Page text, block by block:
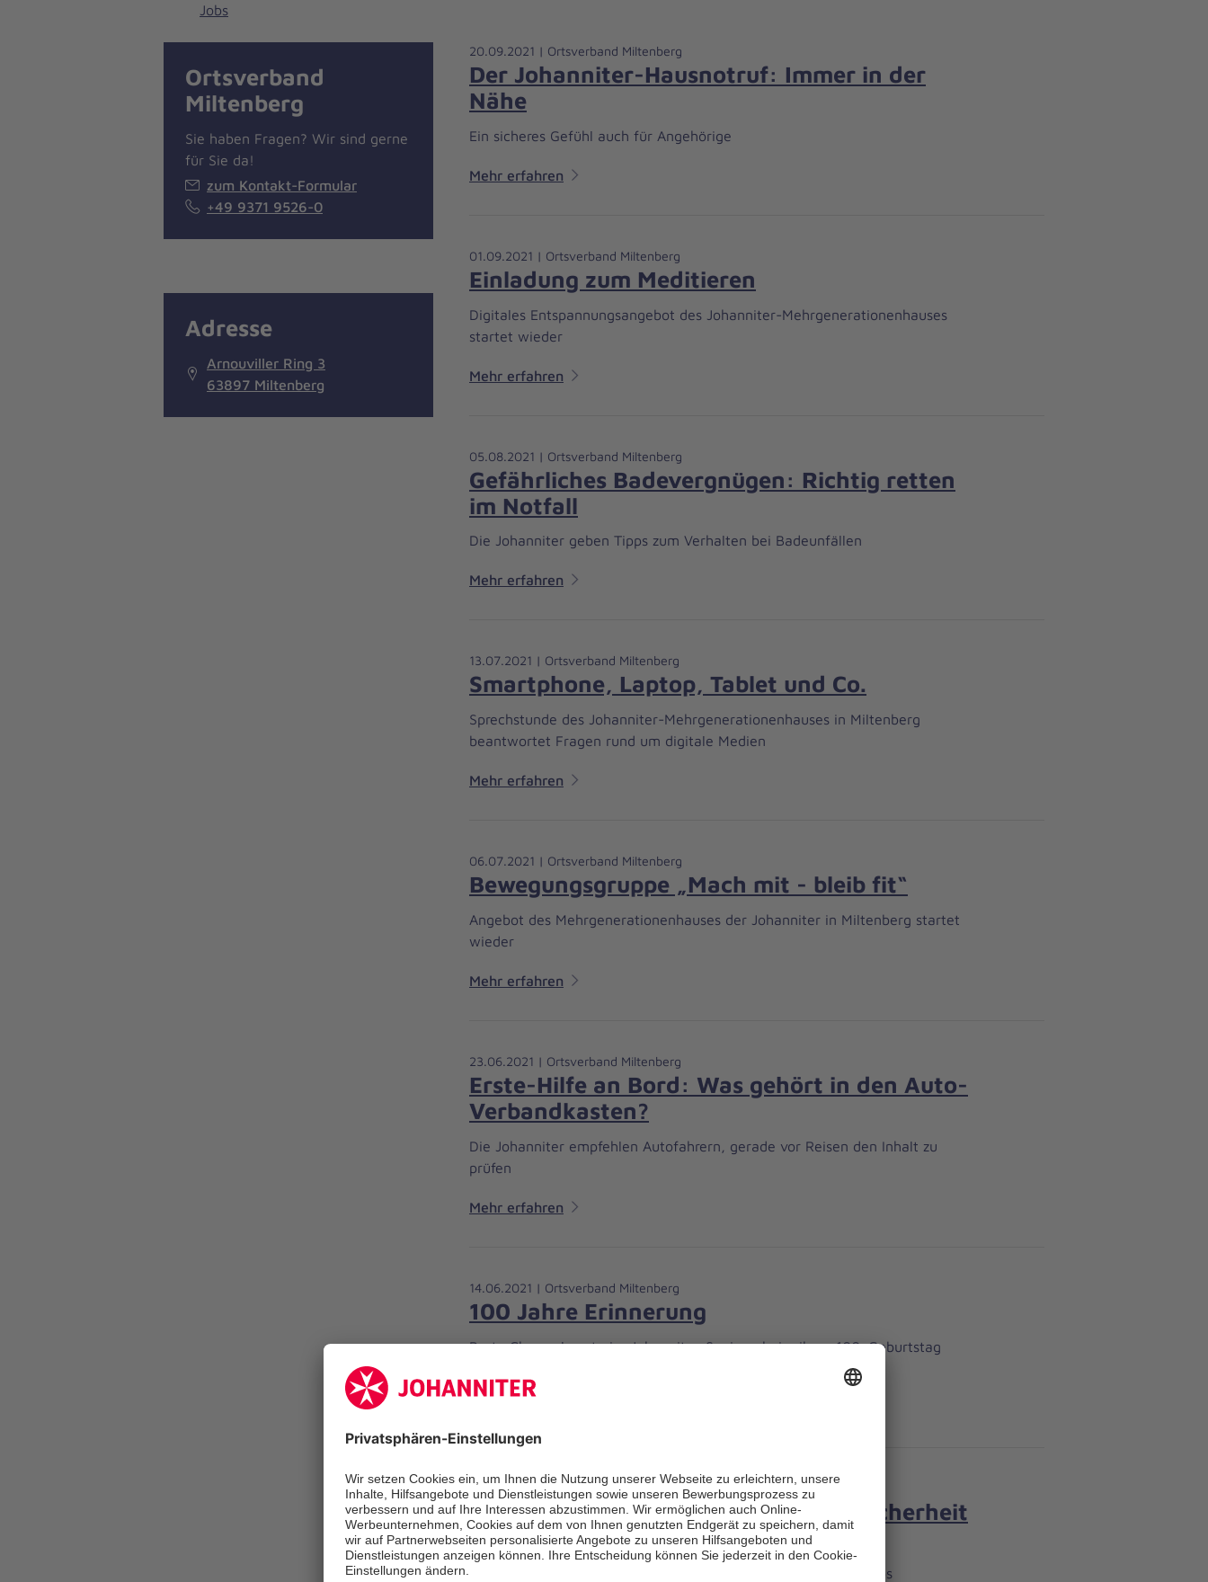
20.09.2021 | Ortsverband Miltenberg
Der Johanniter-Hausnotruf: Immer in der
Nähe
Ein sicheres Gefühl auch für Angehörige
Mehr erfahren
01.09.2021 | Ortsverband Miltenberg
Einladung zum Meditieren
Digitales Entspannungsangebot des Johanniter-Mehrgenerationenhauses
startet wieder
Mehr erfahren
05.08.2021 | Ortsverband Miltenberg
Gefährliches Badevergnügen: Richtig retten
im Notfall
Die Johanniter geben Tipps zum Verhalten bei Badeunfällen
Mehr erfahren
13.07.2021 | Ortsverband Miltenberg
Smartphone, Laptop, Tablet und Co.
Sprechstunde des Johanniter-Mehrgenerationenhauses in Miltenberg
beantwortet Fragen rund um digitale Medien
Mehr erfahren
06.07.2021 | Ortsverband Miltenberg
Bewegungsgruppe „Mach mit - bleib fit“
Angebot des Mehrgenerationenhauses der Johanniter in Miltenberg startet
wieder
Mehr erfahren
23.06.2021 | Ortsverband Miltenberg
Erste-Hilfe an Bord: Was gehört in den Auto-
Verbandkasten?
Die Johanniter empfehlen Autofahrern, gerade vor Reisen den Inhalt zu
prüfen
Mehr erfahren
14.06.2021 | Ortsverband Miltenberg
100 Jahre Erinnerung
Berta Choura konnte im Johanniter-Seniorenheim ihren 100. Geburtstag
08.06.2021 | Ortsverband Miltenberg
Messer, Gabel, Schere, Licht: Mehr Sicherheit
für Kinder
Internationaler Tag der Kindersicherheit: Johanniter geben Tipps
Jobs
Ortsverband
Miltenberg
Sie haben Fragen? Wir sind gerne
für Sie da!
zum Kontakt-Formular
+49 9371 9526-0
Adresse
Arnouviller Ring 3
63897 Miltenberg